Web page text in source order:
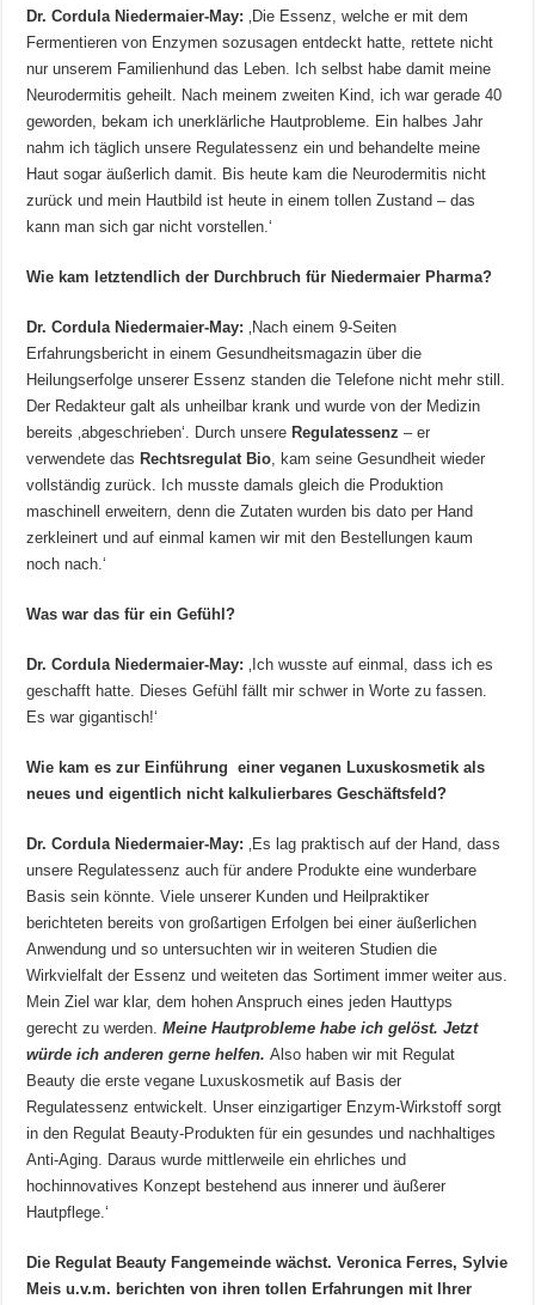
Dr. Cordula Niedermaier-May: ‚Die Essenz, welche er mit dem
Fermentieren von Enzymen sozusagen entdeckt hatte, rettete nicht
nur unserem Familienhund das Leben. Ich selbst habe damit meine
Neurodermitis geheilt. Nach meinem zweiten Kind, ich war gerade 40
geworden, bekam ich unerklärliche Hautprobleme. Ein halbes Jahr
nahm ich täglich unsere Regulatessenz ein und behandelte meine
Haut sogar äußerlich damit. Bis heute kam die Neurodermitis nicht
zurück und mein Hautbild ist heute in einem tollen Zustand – das
kann man sich gar nicht vorstellen.‘
Wie kam letztendlich der Durchbruch für Niedermaier Pharma?
Dr. Cordula Niedermaier-May: ‚Nach einem 9-Seiten
Erfahrungsbericht in einem Gesundheitsmagazin über die
Heilungserfolge unserer Essenz standen die Telefone nicht mehr still.
Der Redakteur galt als unheilbar krank und wurde von der Medizin
bereits ‚abgeschrieben‘. Durch unsereRegulatessenz – er
verwendete dasRechtsregulat Bio , kam seine Gesundheit wieder
vollständig zurück. Ich musste damals gleich die Produktion
maschinell erweitern, denn die Zutaten wurden bis dato per Hand
zerkleinert und auf einmal kamen wir mit den Bestellungen kaum
noch nach.‘
Was war das für ein Gefühl?
Dr. Cordula Niedermaier-May: ‚Ich wusste auf einmal, dass ich es
geschafft hatte. Dieses Gefühl fällt mir schwer in Worte zu fassen.
Es war gigantisch!‘
Wie kam es zur Einführung einer veganen Luxuskosmetik als
neues und eigentlich nicht kalkulierbares Geschäftsfeld?
Dr. Cordula Niedermaier-May: ‚Es lag praktisch auf der Hand, dass
unsere Regulatessenz auch für andere Produkte eine wunderbare
Basis sein könnte. Viele unserer Kunden und Heilpraktiker
berichteten bereits von großartigen Erfolgen bei einer äußerlichen
Anwendung und so untersuchten wir in weiteren Studien die
Wirkvielfalt der Essenz und weiteten das Sortiment immer weiter aus.
Mein Ziel war klar, dem hohen Anspruch eines jeden Hauttyps
gerecht zu werden.Meine Hautprobleme habe ich gelöst. Jetzt
würde ich anderen gerne helfen.Also haben wir mit Regulat
Beauty die erste vegane Luxuskosmetik auf Basis der
Regulatessenz entwickelt. Unser einzigartiger Enzym-Wirkstoff sorgt
in den Regulat Beauty-Produkten für ein gesundes und nachhaltiges
Anti-Aging. Daraus wurde mittlerweile ein ehrliches und
hochinnovatives Konzept bestehend aus innerer und äußerer
Hautpflege.‘
Die Regulat Beauty Fangemeinde wächst. Veronica Ferres, Sylvie
Meis u.v.m. berichten von ihren tollen Erfahrungen mit Ihrer